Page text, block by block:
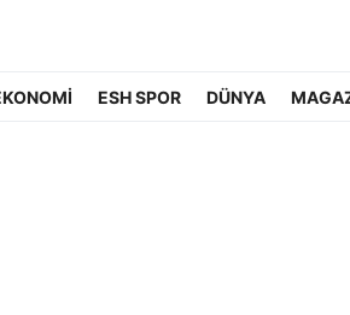
ESH SPOR DÜNYA